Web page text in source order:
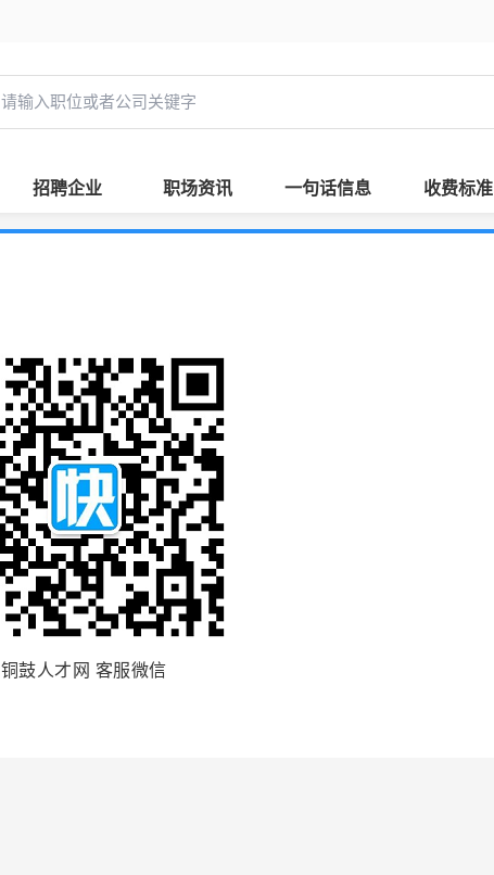
招聘企业 职场资讯 一句话信息 收费标准
铜鼓人才网 客服微信